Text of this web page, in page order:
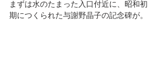
まずは水のたまった入口付近に、昭和初
期につくられた与謝野晶子の記念碑が。